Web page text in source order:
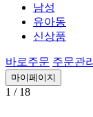
남성
유아동
신상품
바로주문 주문관리
마이페이지
1 / 18